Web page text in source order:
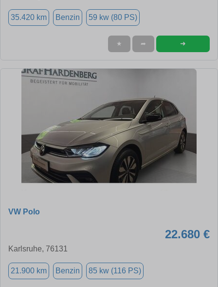
35.420 km Benzin 59 kw (80 PS)
★ ➦ ➜
VW Polo
22.680 €
Karlsruhe, 76131
21.900 km Benzin 85 kw (116 PS)